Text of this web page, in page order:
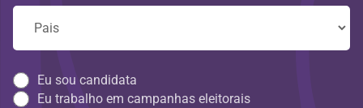
Eu sou candidata
Eu trabalho em campanhas eleitorais